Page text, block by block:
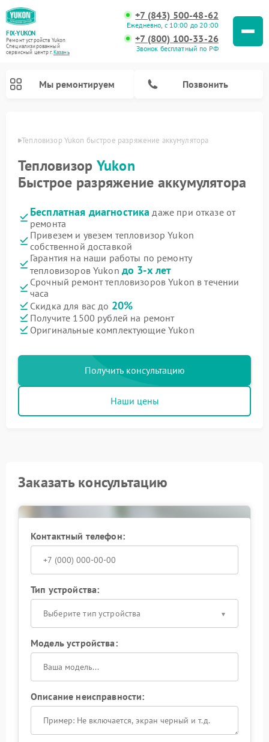
FIX-YUKON
Ремонт устройств Yukon
Специализированный
cервисный центр г.Казань
+7 (843) 500-48-62
Ежедневно, с 10:00 до 20:00
+7 (800) 100-33-26
Звонок бесплатный по РФ
Мы ремонтируем Позвонить
Тепловизор Yukon быстрое разряжение аккумулятора
Тепловизор Yukon
Быстрое разряжение аккумулятора
Бесплатная диагностика даже при отказе от
ремонта
Привезем и увезем тепловизор Yukon
собственной доставкой
Гарантия на наши работы по ремонту
тепловизоров Yukon до 3-х лет
Срочный ремонт тепловизоров Yukon в течении
часа
Скидка для вас до 20%
Получите 1500 рублей на ремонт
Оригинальные комплектующие Yukon
Получить консультацию
Наши цены
Заказать консультацию
Контактный телефон:
Тип устройства:
Выберите тип устройства
Модель устройства:
Описание неисправности: